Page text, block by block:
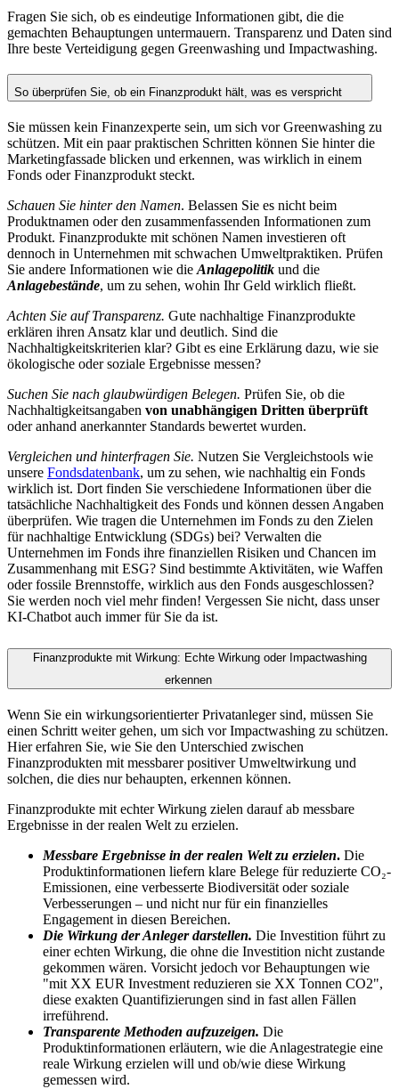
Fragen Sie sich, ob es eindeutige Informationen gibt, die die
gemachten Behauptungen untermauern. Transparenz und Daten sind
Ihre beste Verteidigung gegen Greenwashing und Impactwashing.
So überprüfen Sie, ob ein Finanzprodukt hält, was es verspricht
Sie müssen kein Finanzexperte sein, um sich vor Greenwashing zu
schützen. Mit ein paar praktischen Schritten können Sie hinter die
Marketingfassade blicken und erkennen, was wirklich in einem
Fonds oder Finanzprodukt steckt.
Schauen Sie hinter den Namen. Belassen Sie es nicht beim
Produktnamen oder den zusammenfassenden Informationen zum
Produkt. Finanzprodukte mit schönen Namen investieren oft
dennoch in Unternehmen mit schwachen Umweltpraktiken. Prüfen
Sie andere Informationen wie die Anlagepolitik und die
Anlagebestände, um zu sehen, wohin Ihr Geld wirklich fließt.
Achten Sie auf Transparenz. Gute nachhaltige Finanzprodukte
erklären ihren Ansatz klar und deutlich. Sind die
Nachhaltigkeitskriterien klar? Gibt es eine Erklärung dazu, wie sie
ökologische oder soziale Ergebnisse messen?
Suchen Sie nach glaubwürdigen Belegen. Prüfen Sie, ob die
Nachhaltigkeitsangaben von unabhängigen Dritten überprüft
oder anhand anerkannter Standards bewertet wurden.
Vergleichen und hinterfragen Sie. Nutzen Sie Vergleichstools wie
unsere Fondsdatenbank, um zu sehen, wie nachhaltig ein Fonds
wirklich ist. Dort finden Sie verschiedene Informationen über die
tatsächliche Nachhaltigkeit des Fonds und können dessen Angaben
überprüfen. Wie tragen die Unternehmen im Fonds zu den Zielen
für nachhaltige Entwicklung (SDGs) bei? Verwalten die
Unternehmen im Fonds ihre finanziellen Risiken und Chancen im
Zusammenhang mit ESG? Sind bestimmte Aktivitäten, wie Waffen
oder fossile Brennstoffe, wirklich aus den Fonds ausgeschlossen?
Sie werden noch viel mehr finden! Vergessen Sie nicht, dass unser
KI-Chatbot auch immer für Sie da ist.
Finanzprodukte mit Wirkung: Echte Wirkung oder Impactwashing
erkennen
Wenn Sie ein wirkungsorientierter Privatanleger sind, müssen Sie
einen Schritt weiter gehen, um sich vor Impactwashing zu schützen.
Hier erfahren Sie, wie Sie den Unterschied zwischen
Finanzprodukten mit messbarer positiver Umweltwirkung und
solchen, die dies nur behaupten, erkennen können.
Finanzprodukte mit echter Wirkung zielen darauf ab messbare
Ergebnisse in der realen Welt zu erzielen.
Messbare Ergebnisse in der realen Welt zu erzielen. Die
Produktinformationen liefern klare Belege für reduzierte CO₂-
Emissionen, eine verbesserte Biodiversität oder soziale
Verbesserungen – und nicht nur für ein finanzielles
Engagement in diesen Bereichen.
Die Wirkung der Anleger darstellen. Die Investition führt zu
einer echten Wirkung, die ohne die Investition nicht zustande
gekommen wären. Vorsicht jedoch vor Behauptungen wie
"mit XX EUR Investment reduzieren sie XX Tonnen CO2",
diese exakten Quantifizierungen sind in fast allen Fällen
irreführend.
Transparente Methoden aufzuzeigen. Die
Produktinformationen erläutern, wie die Anlagestrategie eine
reale Wirkung erzielen will und ob/wie diese Wirkung
gemessen wird.